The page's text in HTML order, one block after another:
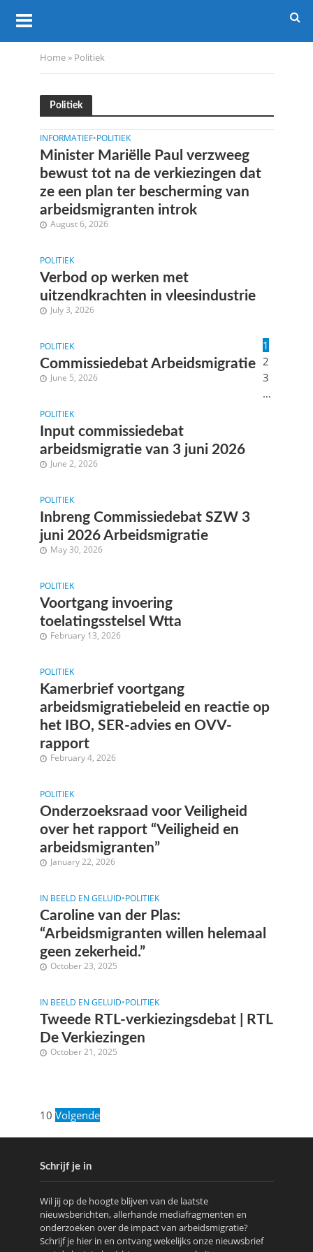
Home» Politiek
Politiek
INFORMATIEF•POLITIEK
Minister Mariëlle Paul verzweeg
bewust tot na de verkiezingen dat
ze een plan ter bescherming van
arbeidsmigranten introk
August 6, 2026
POLITIEK
Verbod op werken met
uitzendkrachten in vleesindustrie
July 3, 2026
POLITIEK
Commissiedebat Arbeidsmigratie
June 5, 2026
POLITIEK
Input commissiedebat
arbeidsmigratie van 3 juni 2026
June 2, 2026
POLITIEK
Inbreng Commissiedebat SZW 3
juni 2026 Arbeidsmigratie
May 30, 2026
POLITIEK
Voortgang invoering
toelatingsstelsel Wtta
February 13, 2026
POLITIEK
Kamerbrief voortgang
arbeidsmigratiebeleid en reactie op
het IBO, SER-advies en OVV-
rapport
February 4, 2026
POLITIEK
Onderzoeksraad voor Veiligheid
over het rapport “Veiligheid en
arbeidsmigranten”
January 22, 2026
IN BEELD EN GELUID•POLITIEK
Caroline van der Plas:
“Arbeidsmigranten willen helemaal
geen zekerheid.”
October 23, 2025
IN BEELD EN GELUID•POLITIEK
Tweede RTL-verkiezingsdebat | RTL
De Verkiezingen
October 21, 2025
1
2
3
…
10 Volgende
Schrijf je in
Wil jij op de hoogte blijven van de laatste
nieuwsberichten, allerhande mediafragmenten en
onderzoeken over de impact van arbeidsmigratie?
Schrijf je hier in en ontvang wekelijks onze nieuwsbrief